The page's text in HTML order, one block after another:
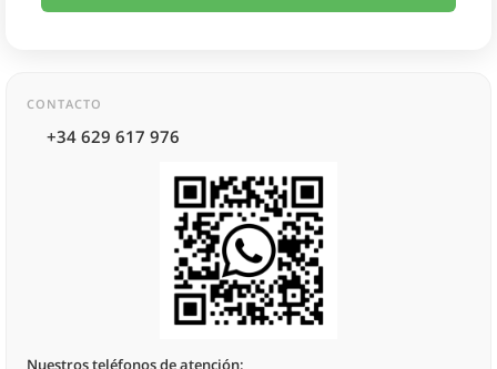
CONTACTO
+34 629 617 976
Nuestros teléfonos de atención: